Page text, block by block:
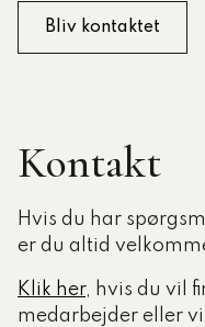
Kontakt
Hvis du har
er du altid
Klik her, hvis du vil
medarbejder eller